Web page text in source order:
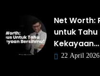
Net Worth:
untuk Tahu
Kekayaan…
22 April 2026